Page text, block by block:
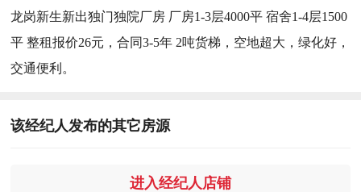
龙岗新生新出独门独院厂房 厂房1-3层4000平 宿舍1-4层1500
平 整租报价26元，合同3-5年 2吨货梯，空地超大，绿化好，
交通便利。
该经纪人发布的其它房源
进入经纪人店铺